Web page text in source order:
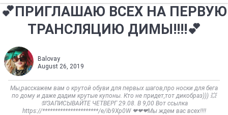
💕ПРИГЛАШАЮ ВСЕХ НА ПЕРВУЮ
ТРАНСЛЯЦИЮ ДИМЫ!!!!💕
Balovay
August 26, 2019
Мы,расскажем вам о крутой обуви для первых шагов,про носки для бега
по дому и даже дадим крутые купоны. Кто не придет,тот дикобраз))) 💥
💯ЗАПИСЫВАЙТЕ ЧЕТВЕРГ 29.08. В 9,00 Вот ссылка
https://**********************/e/ib9Xp0W ❤❤❤Мы ждем вас всех!!!!